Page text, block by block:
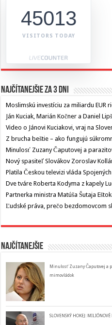
45013
VISITORS TODAY
Najčítanejšie za 3 dni
Moslimskú investíciu za miliardu EUR
Ján Kuciak, Marián Kočner a Daniel
Video o Jánovi Kuciakovi, vraj na
Z brucha beštie – ako fungujú
Minulosť Zuzany Čaputovej a
Nový spasiteľ Slovákov Zoroslav
Platila Českou televizi vláda
Dve tváre Roberta Kodyma z kapely
Partnerka ministra Matúša Šutaja
Ľudské práva, prečo bezdomovcom
Najčítanejšie
Minulosť Zuzany Čaputovej a
mimovládok
SLOVENSKÝ HOKEJ: